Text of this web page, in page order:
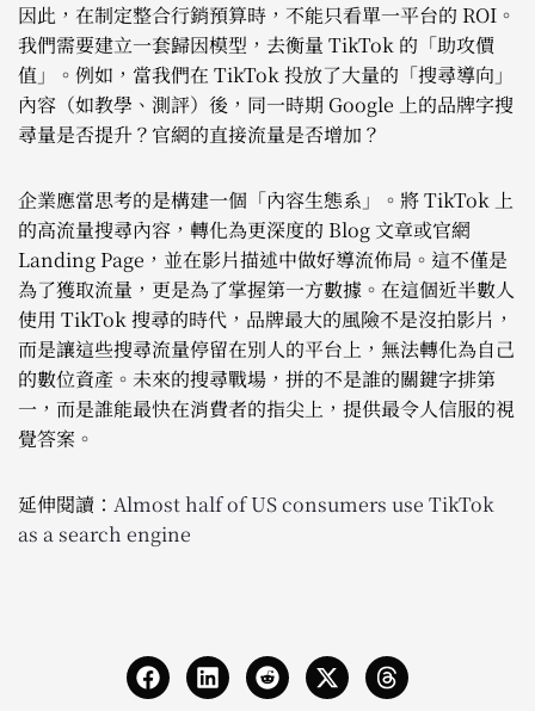
因此，在制定整合行銷預算時，不能只看單一平台的 ROI。
我們需要建立一套歸因模型，去衡量 TikTok 的「助攻價
值」。例如，當我們在 TikTok 投放了大量的「搜尋導向」
內容（如教學、測評）後，同一時期 Google 上的品牌字搜
尋量是否提升？官網的直接流量是否增加？
企業應當思考的是構建一個「內容生態系」。將 TikTok 上
的高流量搜尋內容，轉化為更深度的 Blog 文章或官網
Landing Page，並在影片描述中做好導流佈局。這不僅是
為了獲取流量，更是為了掌握第一方數據。在這個近半數人
使用 TikTok 搜尋的時代，品牌最大的風險不是沒拍影片，
而是讓這些搜尋流量停留在別人的平台上，無法轉化為自己
的數位資產。未來的搜尋戰場，拼的不是誰的關鍵字排第
一，而是誰能最快在消費者的指尖上，提供最令人信服的視
覺答案。
延伸閱讀： Almost half of US consumers use TikTok
as a search engine